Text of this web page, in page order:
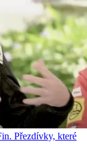
Přezdívky, které